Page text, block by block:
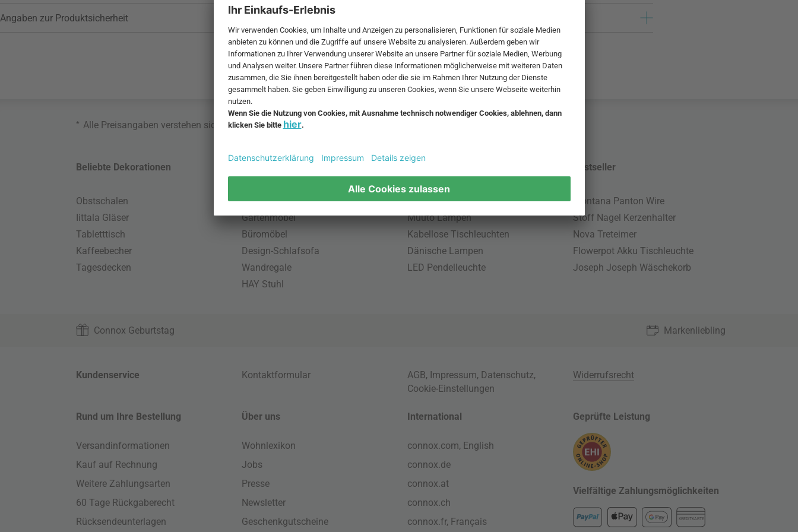
Angaben zur Produktsicherheit
* Alle Preisangaben verstehen sich inklusive MwSt. und zzgl.
Beliebte Dekorationen
Obstschalen
Iittala Gläser
Tabletttisch
Kaffeebecher
Tagesdecken
Skandinavische Möbel
Gartenmöbel
Büromöbel
Design-Schlafsofa
Wandregale
HAY Stuhl
Pendellampe für Außen
Muuto Lampen
Kabellose Tischleuchten
Dänische Lampen
LED Pendelleuchte
Bestseller
Montana Panton Wire
Stoff Nagel Kerzenhalter
Nova Treteimer
Flowerpot Akku Tischleuchte
Joseph Joseph Wäschekorb
Connox Geburtstag Markenliebling
Kundenservice Kontaktformular AGB, Impressum, Datenschutz,
Cookie-Einstellungen
Widerrufsrecht
Rund um Ihre Bestellung
Versandinformationen
Kauf auf Rechnung
Weitere Zahlungsarten
60 Tage Rückgaberecht
Rücksendeunterlagen
Über uns
Wohnlexikon
Jobs
Presse
Newsletter
Geschenkgutscheine
International
connox.com, English
connox.de
connox.at
connox.ch
connox.fr, Français
Geprüfte Leistung
Vielfältige Zahlungsmöglichkeiten
KREDITKARTE